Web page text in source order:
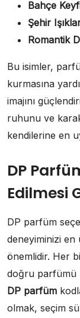
Bahçe
Şehir
Romantik
Bu isimler,
kurmasına
imajını
ruhunu ve
kendilerine en
DP
Edilmesi
DP parfüm
deneyiminizi en
önemlidir. Her
doğru parfümü
DP parfüm
olmak, seçim